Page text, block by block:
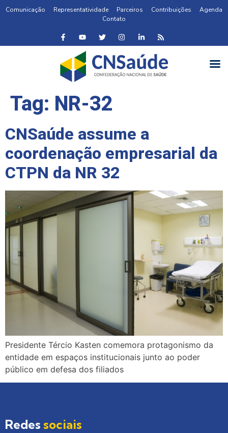
Comunicação Representatividade Parceiros Contribuições
Agenda
Contato
Tag: NR-32
CNSaúde assume a
coordenação empresarial da
CTPN da NR 32
Presidente Tércio Kasten comemora protagonismo da
entidade em espaços institucionais junto ao poder
público em defesa dos filiados
Redes sociais